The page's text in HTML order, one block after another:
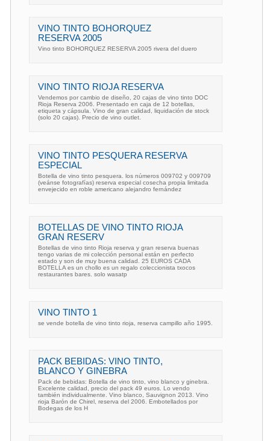
VINO TINTO BOHORQUEZ
RESERVA 2005
Vino tinto BOHORQUEZ RESERVA 2005 rivera del duero
VINO TINTO RIOJA RESERVA
Vendemos por cambio de diseño, 20 cajas de vino tinto DOC
Rioja Reserva 2006. Presentado en caja de 12 botellas,
etiqueta y cápsula. Vino de gran calidad, liquidación de stock
(solo 20 cajas). Precio de vino outlet.
VINO TINTO PESQUERA RESERVA
ESPECIAL
Botella de vino tinto pesquera. los números 009702 y 009709
(veánse fotografías) reserva especial cosecha propia limitada
envejecido en roble americano alejandro fernández
BOTELLAS DE VINO TINTO RIOJA
GRAN RESERV
Botellas de vino tinto Rioja reserva y gran reserva buenas
tengo varias de mi colección personal están en perfecto
estado y son de muy buena calidad. 25 EUROS CADA
BOTELLA es un chollo es un regalo coleccionista txocos
restaurantes bares. solo wasatp
VINO TINTO 1
se vende botella de vino tinto rioja, reserva campillo año 1995.
PACK BEBIDAS: VINO TINTO,
BLANCO Y GINEBRA
Pack de bebidas: Botella de vino tinto, vino blanco y ginebra.
Excelente calidad, precio del pack 49 euros. Lo vendo
también individualmente. Vino blanco, Sauvignon 2013. Vino
rioja Barón de Chirel, reserva del 2006. Embotellados por
Bodegas de los H